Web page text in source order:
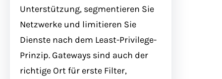
Unterstützung, segmentieren Sie
Netzwerke und limitieren Sie
Dienste nach dem Least-Privilege-
Prinzip. Gateways sind auch der
richtige Ort für erste Filter,